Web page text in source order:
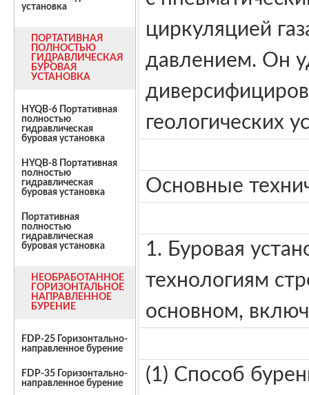
установка
ПОРТАТИВНАЯ
ПОЛНОСТЬЮ
ГИДРАВЛИЧЕСКАЯ
БУРОВАЯ
УСТАНОВКА
HYQB-6 Портативная
полностью
гидравлическая
буровая установка
HYQB-8 Портативная
полностью
гидравлическая
буровая установка
Портативная
полностью
гидравлическая
буровая установка
НЕОБРАБОТАННОЕ
ГОРИЗОНТАЛЬНОЕ
НАПРАВЛЕННОЕ
БУРЕНИЕ
FDP-25 Горизонтально-
направленное бурение
FDP-35 Горизонтально-
направленное бурение
циркуляцией
давлением. Он
геологических
Основные
1. Буровая
технологиям
основном,
(1) Способ